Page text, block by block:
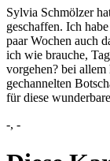
Sylvia Schmölzer
geschaffen. Ich
paar Wochen auch
ich wie brauche,
vorgehen? bei
gechannelten
für diese
-, -